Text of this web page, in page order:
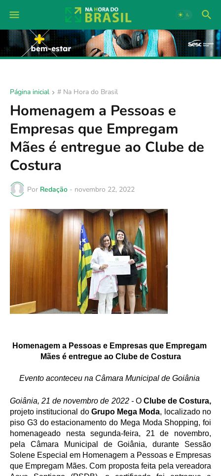
Página inicial # Na Hora do Brasil
Homenagem a Pessoas e
Empresas que Empregam
Mães é entregue ao Clube de
Costura
Por Redação - novembro 22, 2022
Homenagem a Pessoas e Empresas que Empregam
Mães é entregue ao Clube de Costura
Evento aconteceu na Câmara Municipal de Goiânia
Goiânia, 21 de novembro de 2022 - O
projeto institucional do Grupo Mega Moda, localizado no
piso G3 do estacionamento do Mega Moda Shopping, foi
homenageado nesta segunda-feira, 21 de novembro,
pela Câmara Municipal de Goiânia, durante Sessão
Solene Especial em Homenagem a Pessoas e Empresas
que Empregam Mães. Com proposta feita pela vereadora